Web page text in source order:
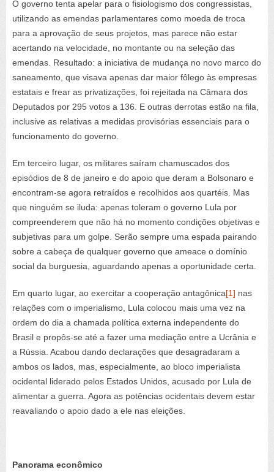
O governo tenta apelar para o fisiologismo dos congressistas,
utilizando as emendas parlamentares como moeda de troca
para a aprovação de seus projetos, mas parece não estar
acertando na velocidade, no montante ou na seleção das
emendas. Resultado: a iniciativa de mudança no novo marco do
saneamento, que visava apenas dar maior fôlego às empresas
estatais e frear as privatizações, foi rejeitada na Câmara dos
Deputados por 295 votos a 136. E outras derrotas estão na fila,
inclusive as relativas a medidas provisórias essenciais para o
funcionamento do governo.
Em terceiro lugar, os militares saíram chamuscados dos
episódios de 8 de janeiro e do apoio que deram a Bolsonaro e
encontram-se agora retraídos e recolhidos aos quartéis. Mas
que ninguém se iluda: apenas toleram o governo Lula por
compreenderem que não há no momento condições objetivas e
subjetivas para um golpe. Serão sempre uma espada pairando
sobre a cabeça de qualquer governo que ameace o domínio
social da burguesia, aguardando apenas a oportunidade certa.
Em quarto lugar, ao exercitar a cooperação antagônica[1] nas
relações com o imperialismo, Lula colocou mais uma vez na
ordem do dia a chamada política externa independente do
Brasil e propôs-se até a fazer uma mediação entre a Ucrânia e
a Rússia. Acabou dando declarações que desagradaram a
ambos os lados, mas, especialmente, ao bloco imperialista
ocidental liderado pelos Estados Unidos, acusado por Lula de
alimentar a guerra. Agora as potências ocidentais devem estar
reavaliando o apoio dado a ele nas eleições.
Panorama econômico